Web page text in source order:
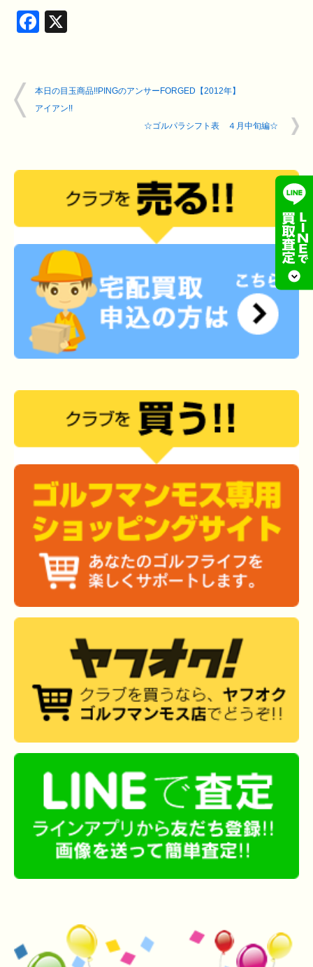
Facebook
本日の目玉商品!!PINGのアンサーFORGED【2012年】
アイアン!!
☆ゴルパラシフト表 ４月中旬編☆